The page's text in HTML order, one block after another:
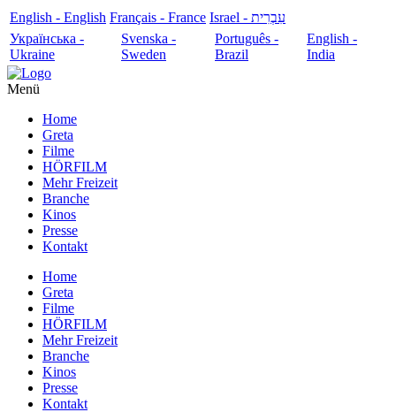
English - English Français - France
עִבְרִית - Israel
Українська -
Ukraine
Svenska -
Sweden
Português -
Brazil
English -
India
Menü
Home
Greta
Filme
HÖRFILM
Mehr Freizeit
Branche
Kinos
Presse
Kontakt
Home
Greta
Filme
HÖRFILM
Mehr Freizeit
Branche
Kinos
Presse
Kontakt